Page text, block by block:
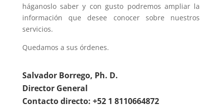
háganoslo saber y con gusto podremos ampliar la
información que desee conocer sobre nuestros
servicios.
Quedamos a sus órdenes.
Salvador Borrego, Ph. D.
Director General
Contacto directo: +52 1 8110664872